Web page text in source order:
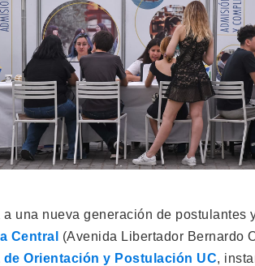
una nueva generación de postulantes
Central
(Avenida Libertador Bernardo
de Orientación y Postulación UC,